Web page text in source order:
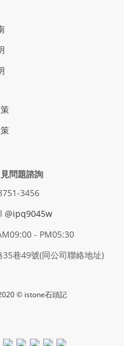
問題諮詢
3456
@ipq9045w
- PM05:30
巷49號(同公司聯絡地址)
© istone石頭記